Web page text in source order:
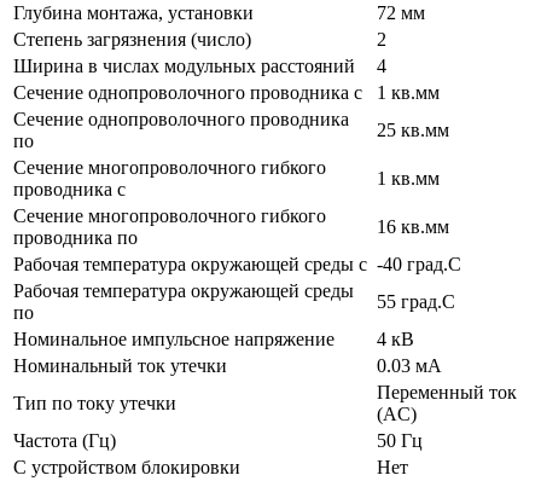
Глубина монтажа, установки
72 мм
Степень загрязнения (число)
2
Ширина в числах модульных расстояний
4
Сечение однопроволочного проводника с
1 кв.мм
Сечение однопроволочного проводника
по
25 кв.мм
Сечение многопроволочного гибкого
проводника с
1 кв.мм
Сечение многопроволочного гибкого
проводника по
16 кв.мм
Рабочая температура окружающей среды с -40 град.C
Рабочая температура окружающей среды
по
55 град.C
Номинальное импульсное напряжение
4 кВ
Номинальный ток утечки
0.03 мА
Тип по току утечки
Переменный ток
(AC)
Частота (Гц)
50 Гц
С устройством блокировки
Нет